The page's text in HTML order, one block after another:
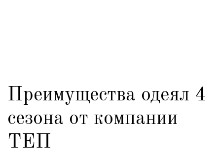
Преимущества одеял 4
сезона от компании
ТЕП